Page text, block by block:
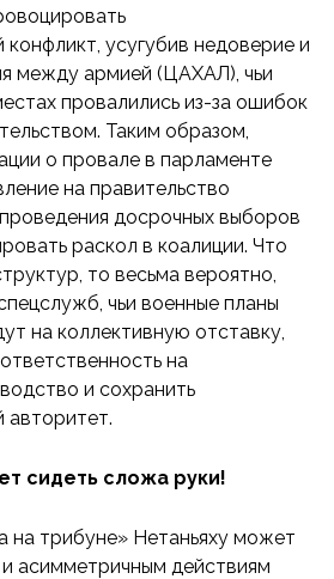
конфликт, усугубив недоверие и
между армией (ЦАХАЛ), чьи
провалились из-за ошибок
Таким образом,
о провале в парламенте
на правительство
досрочных выборов
раскол в коалиции. Что
то весьма вероятно,
чьи военные планы
на коллективную отставку,
на
и сохранить
авторитет.
сидеть сложа руки!
на трибуне» Нетаньяху может
асимметричным действиям